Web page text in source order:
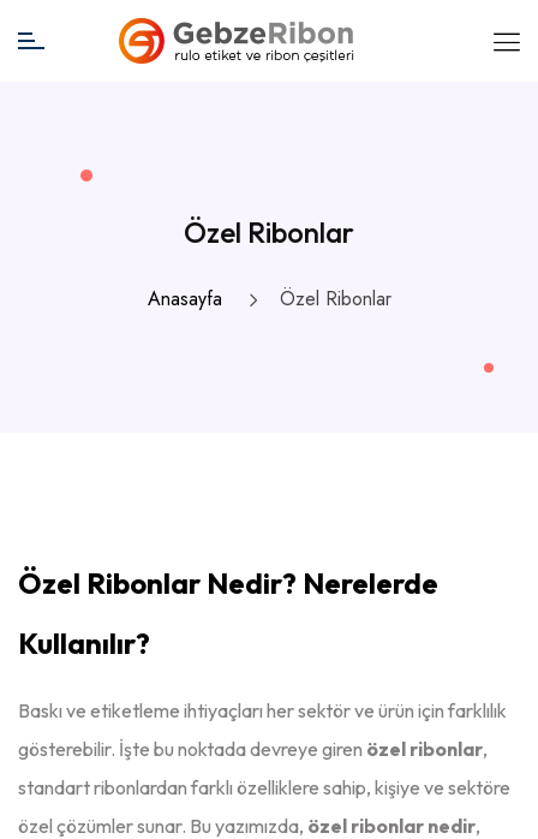
Özel Ribonlar
Anasayfa Özel Ribonlar
Özel Ribonlar Nedir? Nerelerde
Kullanılır?
Baskı ve etiketleme ihtiyaçları her sektör ve ürün için farklılık
gösterebilir. İşte bu noktada devreye giren özel ribonlar,
standart ribonlardan farklı özelliklere sahip, kişiye ve sektöre
özel çözümler sunar. Bu yazımızda, özel ribonlar nedir,